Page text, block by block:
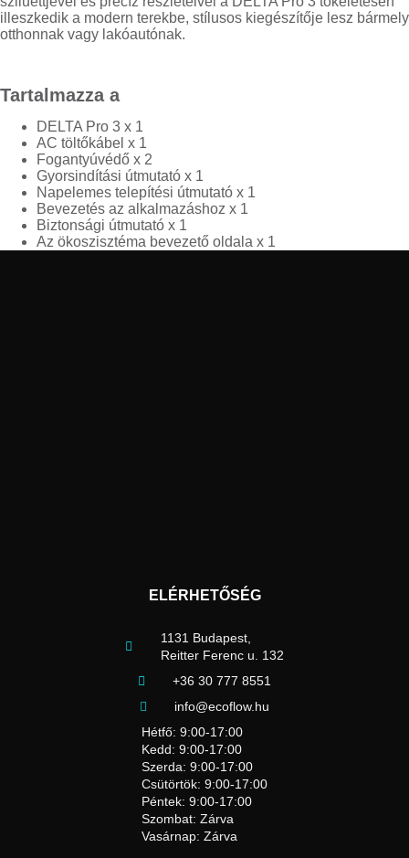
illeszkedik a modern terekbe, stílusos kiegészítője lesz bármely
otthonnak vagy lakóautónak.
Tartalmazza a
DELTA Pro 3 x 1
AC töltőkábel x 1
Fogantyúvédő x 2
Gyorsindítási útmutató x 1
Napelemes telepítési útmutató x 1
Bevezetés az alkalmazáshoz x 1
Biztonsági útmutató x 1
Az ökoszisztéma bevezető oldala x 1
ELÉRHETŐSÉG
1131 Budapest,
Reitter Ferenc u. 132
+36 30 777 8551
info@ecoflow.hu
Hétfő: 9:00-17:00
Kedd: 9:00-17:00
Szerda: 9:00-17:00
Csütörtök: 9:00-17:00
Péntek: 9:00-17:00
Szombat: Zárva
Vasárnap: Zárva